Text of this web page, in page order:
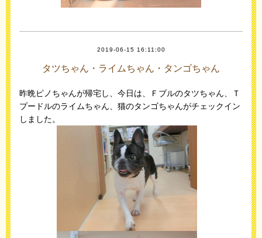
2019-06-15 16:11:00
タツちゃん・ライムちゃん・タンゴちゃん
昨晩ピノちゃんが帰宅し、今日は、Ｆブルのタツちゃん、Ｔ
プードルのライムちゃん、猫のタンゴちゃんがチェックイン
しました。